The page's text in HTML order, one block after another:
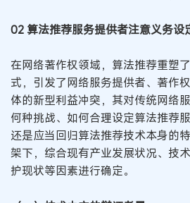
02 算法推荐服务提供者注意义务设
在网络著作权领域，算法推荐重塑
式，引发了网络服务提供者、著作
体的新型利益冲突，其对传统网络
何种挑战、如何合理设定算法推荐
还是应当回归算法推荐技术本身的
架下，综合现有产业发展状况、技
护现状等因素进行确定。